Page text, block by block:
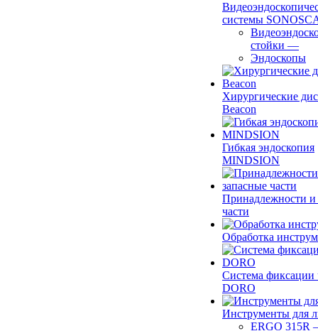
системы
стойки —
Эндоскопы
Хирургические
Beacon
Гибкая эндоскопия
MINDSION
Принадлежности и
части
Обработка
Система фиксации
DORO
Инструменты для
ERGO 315R